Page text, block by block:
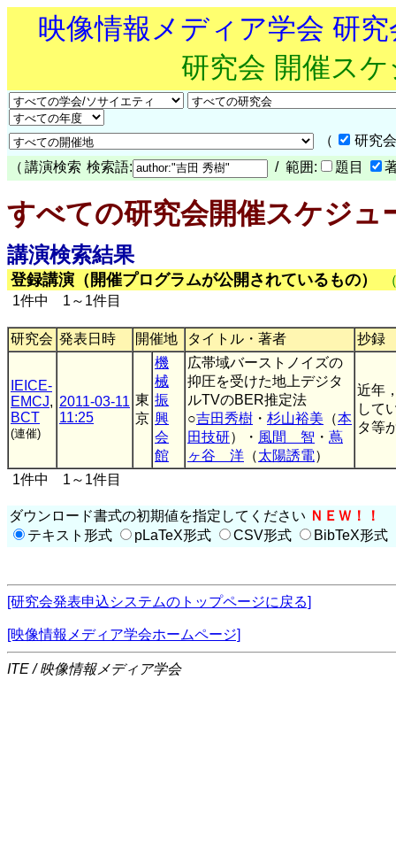
映像情報メディア学会 研
研究会 開催ス
（
研究
（ 講演検索 検索語: / 範囲: 題目
すべての研究会開催スケジュ
講演検索結果
登録講演（開催プログラムが公開されているもの）
1件中 1～1件目
研究会 発表日時 開催地 タイトル・著者 抄録
IEICE-
EMCJ,
BCT
(連催)
2011-03-11
11:25
東
京
機
械
振
興
会
館
広帯域バーストノイズの
抑圧を受けた地上デジタ
ルTVのBER推定法
○吉田秀樹 ・ 杉山裕美 （本
田技研）・ 風間 智 ・ 蔦
ヶ谷 洋 （太陽誘電）
近年
して
タ等
1件中 1～1件目
ダウンロード書式の初期値を指定してください ＮＥＷ！！
テキスト形式
pLaTeX形式 CSV形式 BibTeX形式
[研究会発表申込システムのトップページに戻る]
[映像情報メディア学会ホームページ]
ITE / 映像情報メディア学会